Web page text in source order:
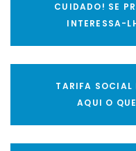
CUIDADO! SE
INTERESSA-
TARIFA SOCIAL
AQUI O